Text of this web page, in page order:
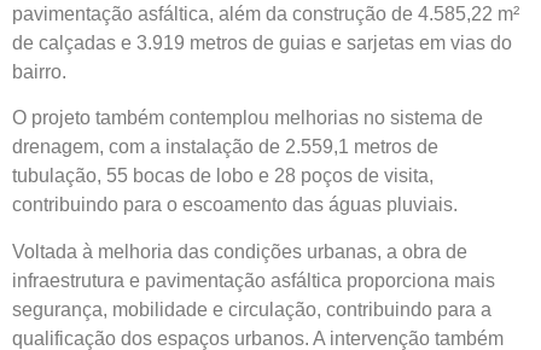
pavimentação asfáltica, além da construção de 4.585,22 m²
de calçadas e 3.919 metros de guias e sarjetas em vias do
bairro.
O projeto também contemplou melhorias no sistema de
drenagem, com a instalação de 2.559,1 metros de
tubulação, 55 bocas de lobo e 28 poços de visita,
contribuindo para o escoamento das águas pluviais.
Voltada à melhoria das condições urbanas, a obra de
infraestrutura e pavimentação asfáltica proporciona mais
segurança, mobilidade e circulação, contribuindo para a
qualificação dos espaços urbanos. A intervenção também